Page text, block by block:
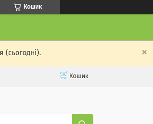
Кошик
(сьогодні).
Кошик